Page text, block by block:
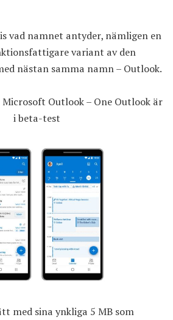
vad namnet antyder, nämligen en
variant av den
nästan samma namn – Outlook.
Outlook – One Outlook är
i beta-test
med sina ynkliga 5 MB som